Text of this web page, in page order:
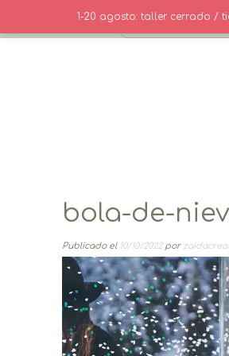
contenido
bola-de-
Publicado el 10/10/2022por
1-20 agosto: taller cerrado /